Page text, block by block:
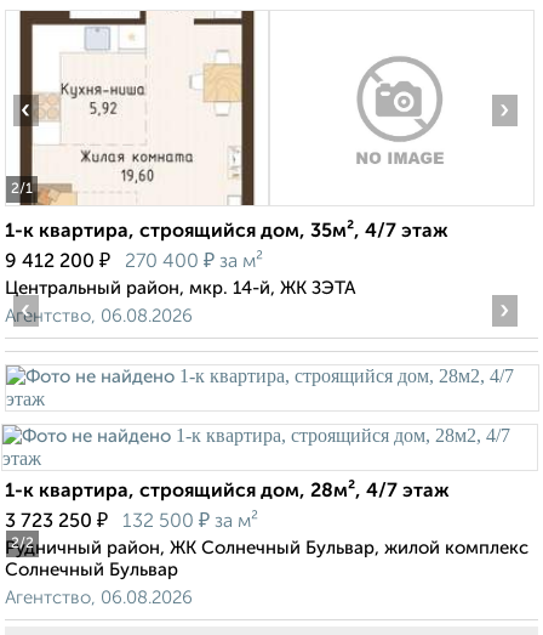
2/1
‹ ›
1-к квартира, строящийся дом, 35м², 4/7 этаж
9 412 200 ₽ 270 400 ₽ за м²
Центральный район, мкр. 14-й, ЖК ЗЭТА
Агентство, 06.08.2026
2/2
‹ ›
1-к квартира, строящийся дом, 28м², 4/7 этаж
3 723 250 ₽ 132 500 ₽ за м²
Рудничный район, ЖК Солнечный Бульвар, жилой комплекс
Солнечный Бульвар
Агентство, 06.08.2026